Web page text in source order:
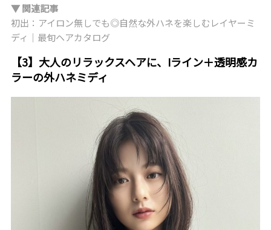
▼ 関連記事
初出：アイロン無しでも◎自然な外ハネを楽しむレイヤーミ
ディ｜最旬ヘアカタログ
【3】大人のリラックスヘアに、Iライン＋透明感カ
ラーの外ハネミディ